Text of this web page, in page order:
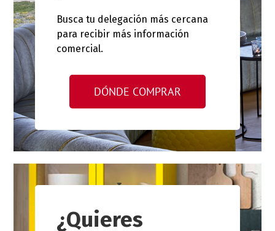
Busca tu delegación más cercana
para recibir más información
comercial.
DÓNDE COMPRAR
¿Quieres